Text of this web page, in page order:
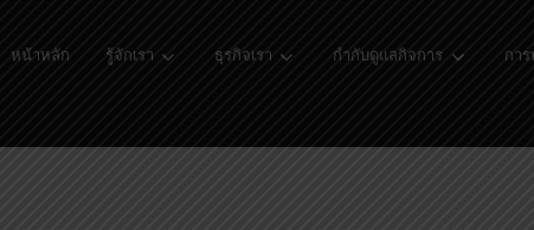
หน้าหลัก รู้จักเรา ธุรกิจเรา กำกับดูแลกิจการ กา